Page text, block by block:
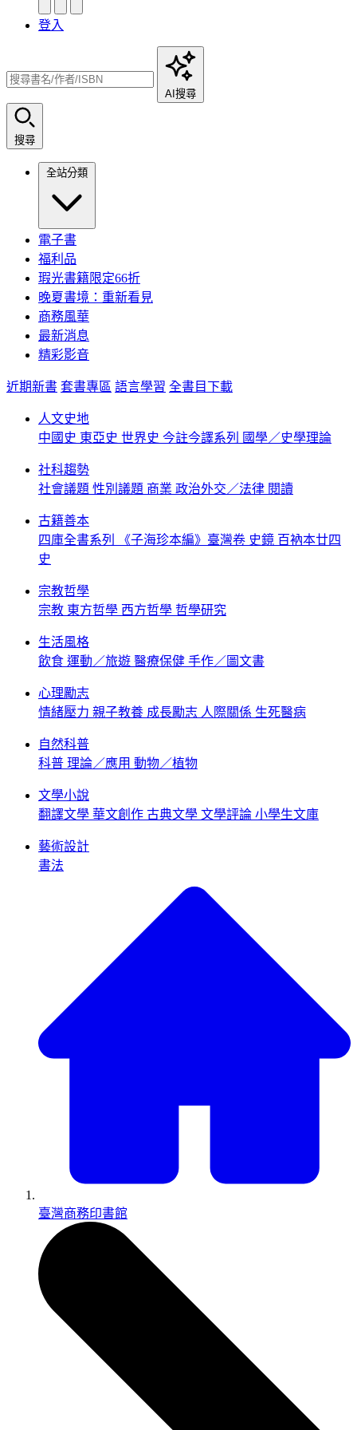
登入
AI搜尋
搜尋
全站分類
電子書
福利品
瑕光書籍限定66折
晚夏書境：重新看見
商務風華
最新消息
精彩影音
近期新書 套書專區 語言學習 全書目下載
人文史地
中國史 東亞史 世界史 今註今譯系列 國學／史學理論
社科趨勢
社會議題 性別議題 商業 政治外交／法律 閱讀
古籍善本
四庫全書系列
《子海珍本編》臺灣卷 史鏡 百衲本廿四
史
宗教哲學
宗教 東方哲學 西方哲學 哲學研究
生活風格
飲食 運動／旅遊 醫療保健 手作／圖文書
心理勵志
情緒壓力 親子教養 成長勵志 人際關係 生死醫病
自然科普
科普 理論／應用 動物／植物
文學小說
翻譯文學 華文創作 古典文學 文學評論 小學生文庫
藝術設計
書法
臺灣商務印書館